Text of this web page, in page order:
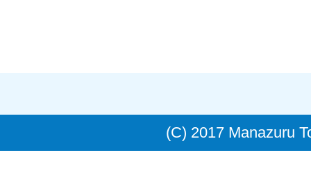
(C) 2017 Manazuru